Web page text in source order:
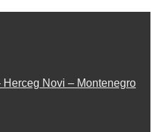
Novi – Montenegro